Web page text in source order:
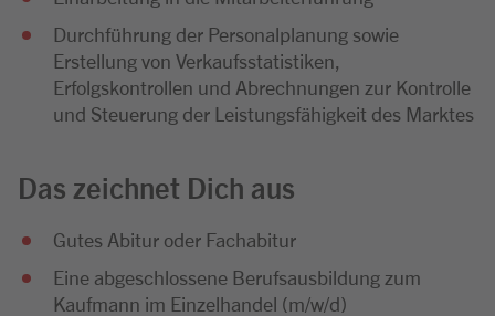
Durchführung der Personalplanung sowie
Erstellung von Verkaufsstatistiken,
Erfolgskontrollen und Abrechnungen zur Kontrolle
und Steuerung der Leistungsfähigkeit des Marktes
Das zeichnet Dich aus
Gutes Abitur oder Fachabitur
Eine abgeschlossene Berufsausbildung zum
Kaufmann im Einzelhandel (m/w/d)